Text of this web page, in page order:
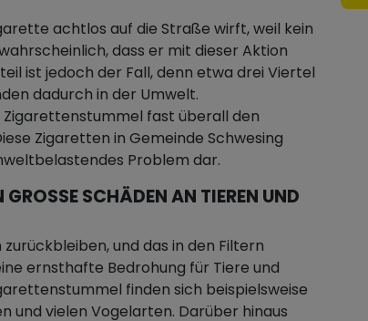
achtlos auf die Straße wirft, weil kein
dass er mit dieser Aktion
ist jedoch der Fall, denn etwa drei Viertel
dadurch in der Umwelt.
fast überall den
Zigaretten in Gemeinde Schwesing
Problem dar.
SCHÄDEN AN TIEREN UND D
und das in den Filtern
ernsthafte Bedrohung für Tiere und
finden sich beispielsweise
und vielen Vogelarten. Darüber hinaus